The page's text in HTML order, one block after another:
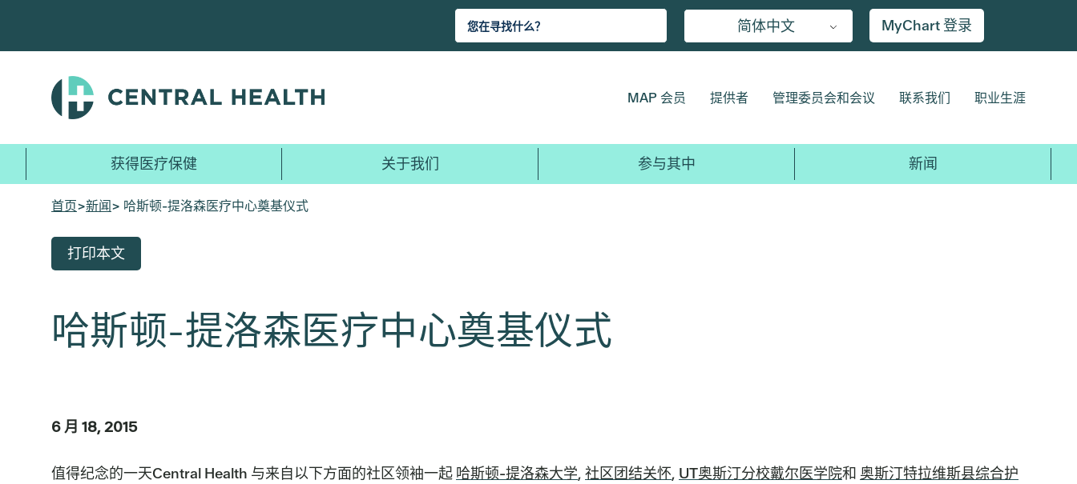
主
简体中文 MyChart 登录
MAP 会员 提供者 管理委员会和会议 联系我们 职业生涯
获得医疗保健 关于我们 参与其中 新闻
首页>新闻> 哈斯顿-提洛森医疗中心奠基仪式
打印本文
哈斯顿-提洛森医疗中心奠基仪式
6 月 18, 2015
值得纪念的一天Central Health 与来自以下方面的社区领袖一起 哈斯顿-提洛森大学, 社区团结关怀, UT奥斯汀分校戴尔医学院和 奥斯汀特拉维斯县综合护